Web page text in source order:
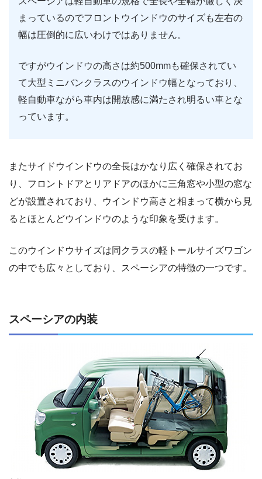
まっているのでフロントウインドウのサイズも左右の
幅は圧倒的に広いわけではありません。
ですがウインドウの高さは約500mmも確保されてい
て大型ミニバンクラスのウインドウ幅となっており、
軽自動車ながら車内は開放感に満たされ明るい車とな
っています。
またサイドウインドウの全長はかなり広く確保されてお
り、フロントドアとリアドアのほかに三角窓や小型の窓な
どが設置されており、ウインドウ高さと相まって横から見
るとほとんどウインドウのような印象を受けます。
このウインドウサイズは同クラスの軽トールサイズワゴン
の中でも広々としており、スペーシアの特徴の一つです。
スペーシアの内装